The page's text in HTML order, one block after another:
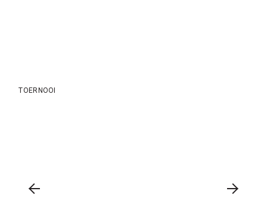
TOERNOOI